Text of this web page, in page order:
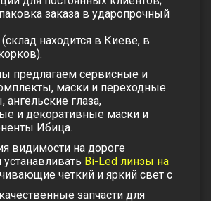
заказа в ударопрочный
находится в Киеве, в
предлагаем сервисные и
, маски и переходные
, ангельские глаза,
и декоративные маски и
Ибица.
видимости на дороге
Bi-Led линзы на
четкий и яркий свет с
запчасти для